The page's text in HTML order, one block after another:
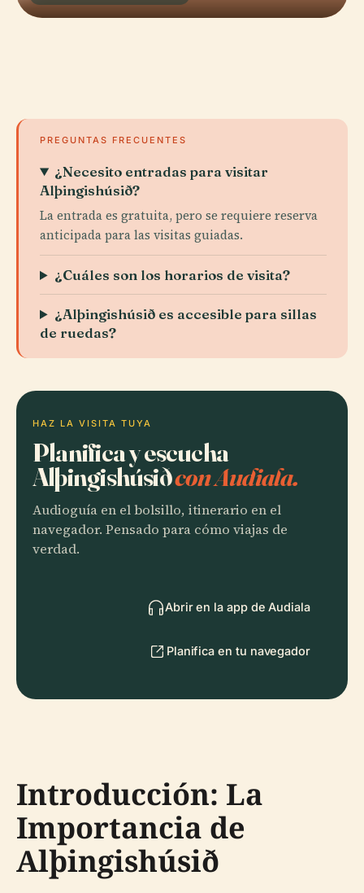
PREGUNTAS FRECUENTES
¿Necesito entradas para visitar
Alþingishúsið?
La entrada es gratuita, pero se requiere reserva
anticipada para las visitas guiadas.
¿Cuáles son los horarios de visita?
¿Alþingishúsið es accesible para sillas
de ruedas?
HAZ LA VISITA TUYA
Planifica y escucha
Alþingishúsiðcon Audiala.
Audioguía en el bolsillo, itinerario en el
navegador. Pensado para cómo viajas de
verdad.
Abrir en la app de Audiala
Planifica en tu navegador
Introducción: La
Importancia de
Alþingishúsið